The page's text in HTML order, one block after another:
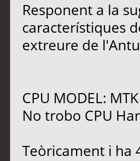
Responent a la
característiques
extreure de
CPU MODEL:
No trobo CPU
Teòricament i ha